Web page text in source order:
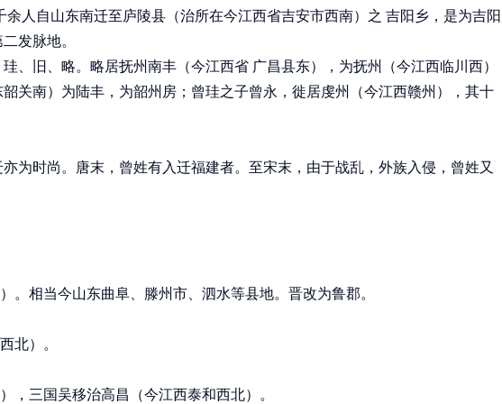
人自山东南迁至庐陵县（治所在今江西省吉安市西南）之 吉阳乡，是为吉阳
发脉地。
、旧、略。略居抚州南丰（今江西省 广昌县东），为抚州（今江西临川西）
关南）为陆丰，为韶州房；曾珪之子曾永，徙居虔州（今江西赣州），其十
为时尚。唐末，曾姓有入迁福建者。至宋末，由于战乱，外族入侵，曾姓又
。相当今山东曲阜、滕州市、泗水等县地。晋改为鲁郡。
北）。
，三国吴移治高昌（今江西泰和西北）。